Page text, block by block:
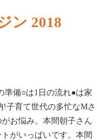
ン 2018
準備○は1日の流れ●は家
子育て世代の多忙なMさ
お悩み。本間朝子さん
がいっぱいです。本間